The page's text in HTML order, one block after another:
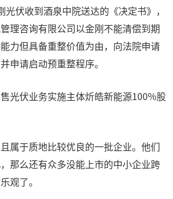
伏收到酒泉中院送达的《决定书》，
理咨询有限公司以金刚不能清偿到期
力但具备重整价值为由，向法院申请
申请启动预重整程序。
光伏业务实施主体炘皓新能源100%股
属于质地比较优良的一批企业。他们
那么还有众多没能上市的中小企业跨
观了。